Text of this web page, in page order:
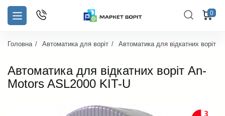
0
Головна Автоматика для воріт Автоматика для відкатних воріт
Автоматика для відкатних воріт An-
Motors ASL2000 KIT-U